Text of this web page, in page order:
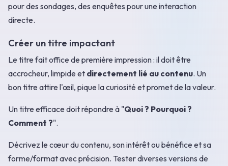
pour des sondages, des enquêtes pour une interaction
directe.
Créer un titre impactant
Le titre fait office de première impression : il doit être
accrocheur, limpide et directement lié au contenu. Un
bon titre attire l'œil, pique la curiosité et promet de la valeur.
Un titre efficace doit répondre à "Quoi ? Pourquoi ?
Comment ?".
Décrivez le cœur du contenu, son intérêt ou bénéfice et sa
forme/format avec précision. Tester diverses versions de